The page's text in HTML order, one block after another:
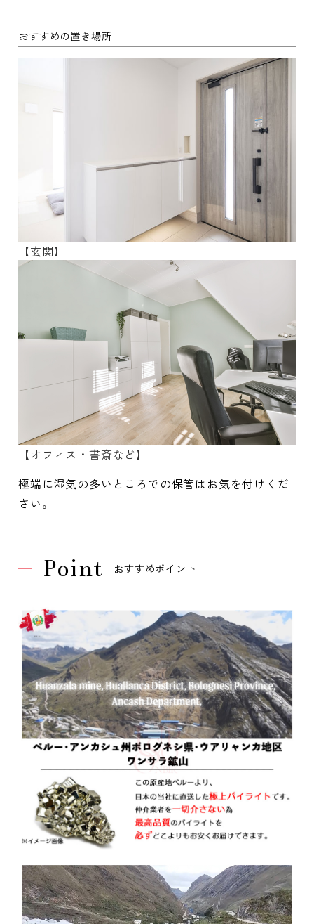
おすすめの置き場所
【玄関】
【オフィス・書斎など】
極端に湿気の多いところでの保管はお気を付けくだ
さい。
Point おすすめポイント